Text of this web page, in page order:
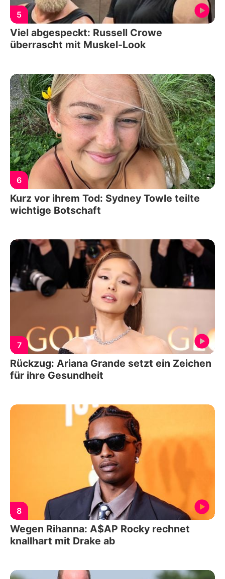
5
Viel abgespeckt: Russell Crowe
überrascht mit Muskel-Look
6
Kurz vor ihrem Tod: Sydney Towle teilte
wichtige Botschaft
7
Rückzug: Ariana Grande setzt ein Zeichen
für ihre Gesundheit
8
Wegen Rihanna: A$AP Rocky rechnet
knallhart mit Drake ab